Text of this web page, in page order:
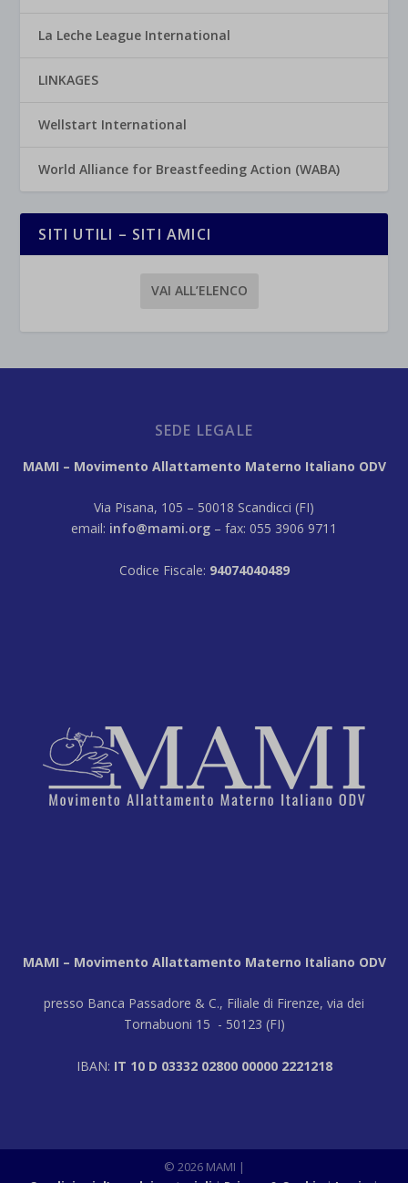
La Leche League International
LINKAGES
Wellstart International
World Alliance for Breastfeeding Action (WABA)
SITI UTILI – SITI AMICI
VAI ALL’ELENCO
SEDE LEGALE
MAMI – Movimento Allattamento Materno Italiano ODV
Via Pisana, 105 – 50018 Scandicci (FI)
email: info@mami.org – fax: 055 3906 9711
Codice Fiscale: 94074040489
MAMI – Movimento Allattamento Materno Italiano ODV
presso Banca Passadore & C., Filiale di Firenze, via dei
Tornabuoni 15 - 50123 (FI)
IBAN: IT 10 D 03332 02800 00000 2221218
© 2026 MAMI |